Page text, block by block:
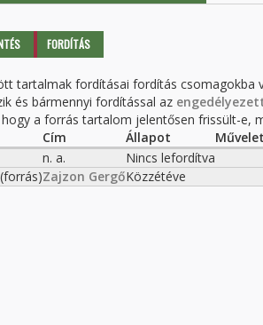
fülek
FORDÍTÁS
tartalmak fordításai fordítás csomagokba
és bármennyi fordítással az
a forrás tartalom jelentősen frissült-e,
Cím Állapot
n. a.
Nincs lefordítva
(forrás)Zajzon GergőKözzétéve